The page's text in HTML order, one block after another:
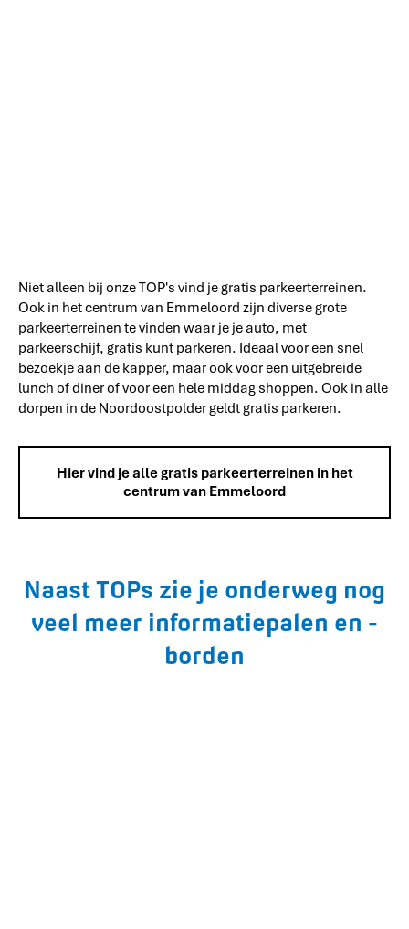
Niet alleen bij onze TOP's vind je gratis parkeerterreinen.
Ook in het centrum van Emmeloord zijn diverse grote
parkeerterreinen te vinden waar je je auto, met
parkeerschijf, gratis kunt parkeren. Ideaal voor een snel
bezoekje aan de kapper, maar ook voor een uitgebreide
lunch of diner of voor een hele middag shoppen. Ook in alle
dorpen in de Noordoostpolder geldt gratis parkeren.
Hier vind je alle gratis parkeerterreinen in het
centrum van Emmeloord
Naast TOPs zie je onderweg nog
veel meer informatiepalen en -
borden